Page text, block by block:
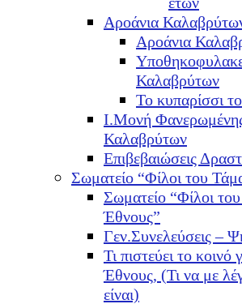
Αροάνια
Αροάνια
Καλαβρύτων
Το κυπαρίσσι
Ι.Μονή
Καλαβρύτων
Επιβεβαιώσεις
Σωματείο “Φίλοι του
Σωματείο “Φίλοι
Έθνους”
Γεν.Συνελεύσεις –
Τι πιστεύει το
Έθνους, (Τι να με
είναι)